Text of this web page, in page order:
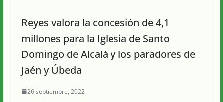
Reyes valora la concesión de 4,1
millones para la Iglesia de Santo
Domingo de Alcalá y los paradores de
Jaén y Úbeda
26 septiembre, 2022